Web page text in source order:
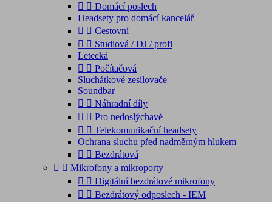
  Domácí poslech
Headsety pro domácí kancelář
  Cestovní
  Studiová / DJ / profi
Letecká
  Počítačová
Sluchátkové zesilovače
Soundbar
  Náhradní díly
  Pro nedoslýchavé
  Telekomunikační headsety
Ochrana sluchu před nadměrným hlukem
  Bezdrátová
  Mikrofony a mikroporty
  Digitální bezdrátové mikrofony
  Bezdrátový odposlech - IEM